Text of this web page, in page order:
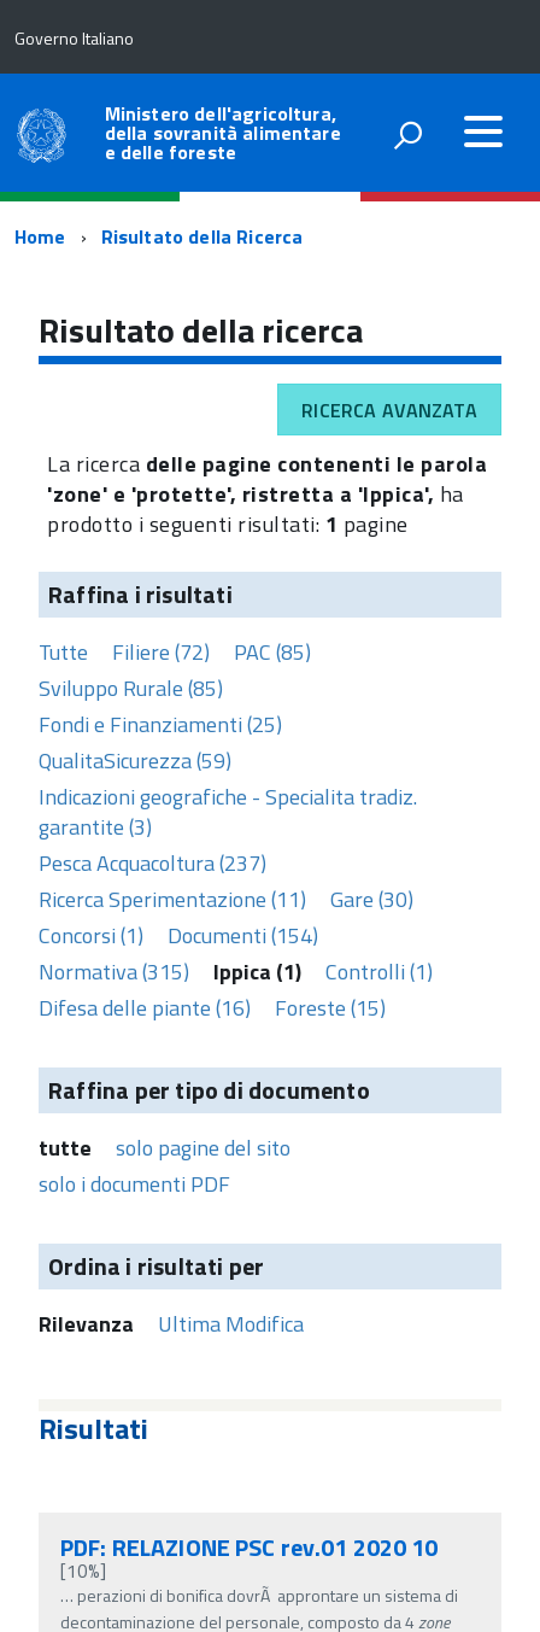
Governo Italiano
Ministero dell'agricoltura,
della sovranità alimentare
e delle foreste
Percorso
navigazione
Home Risultato della Ricerca
Risultato della ricerca
RICERCA AVANZATA
La ricerca delle pagine contenenti le parola
'zone' e 'protette', ristretta a 'Ippica', ha
prodotto i seguenti risultati: 1 pagine
Raffina i risultati
Tutte Filiere (72)
PAC (85)
Sviluppo Rurale (85)
Fondi e Finanziamenti (25)
QualitaSicurezza (59)
Indicazioni geografiche - Specialita tradiz.
garantite (3)
Pesca Acquacoltura (237)
Ricerca Sperimentazione (11)
Gare (30)
Concorsi (1)
Documenti (154)
Normativa (315)
Ippica (1)
Controlli (1)
Difesa delle piante (16)
Foreste (15)
Raffina per tipo di documento
tutte
solo pagine del sito
solo i documenti PDF
Ordina i risultati per
Rilevanza Ultima Modifica
Risultati
PDF: RELAZIONE PSC rev.01 2020 10
[10%]
… perazioni di bonifica dovrÃ approntare un sistema di
decontaminazione del personale, composto da 4zone